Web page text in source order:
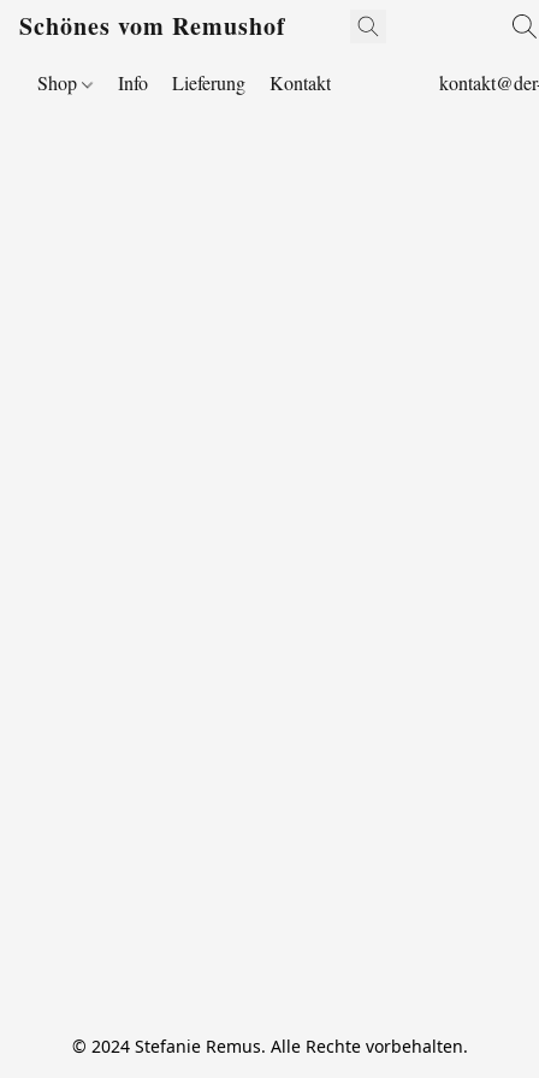
Schönes vom Remushof
Shop Info Lieferung Kontakt
© 2024 Stefanie Remus. Alle Rechte vorbehalten.